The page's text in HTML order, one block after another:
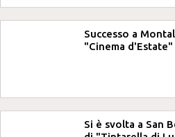
Successo a
"Cinema d'Estate"
Si è svolta a San